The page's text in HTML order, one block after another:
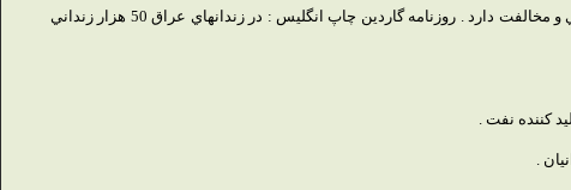
دو مقاله انتقادي درباره عراق : مجله الراي چاپ لبنان : اقدام عراق با استراتژي ملت عرب در بسيج براي آزادي فلسطين دشمني و مخالفت دارد . روزنامه گاردين چاپ انگليس : در زندانهاي عراق 50 هزار زنداني
كننده نفت .
.